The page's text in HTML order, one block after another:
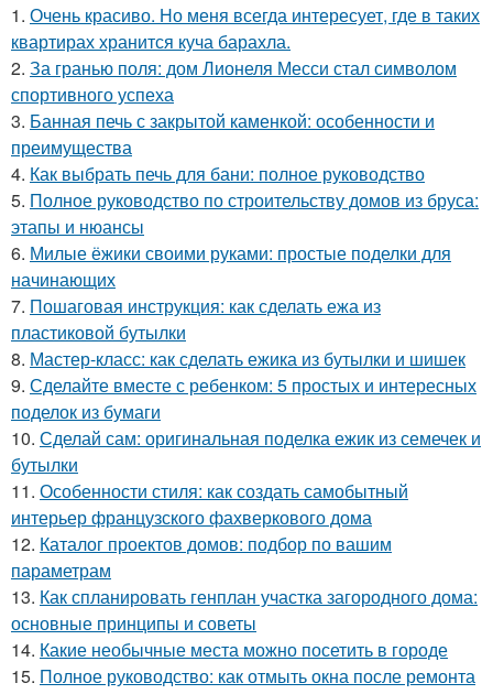
1. Очень красиво. Но меня всегда интересует, где в таких
квартирах хранится куча барахла.
2. За гранью поля: дом Лионеля Месси стал символом
спортивного успеха
3. Банная печь с закрытой каменкой: особенности и
преимущества
4. Как выбрать печь для бани: полное руководство
5. Полное руководство по строительству домов из бруса:
этапы и нюансы
6. Милые ёжики своими руками: простые поделки для
начинающих
7. Пошаговая инструкция: как сделать ежа из
пластиковой бутылки
8. Мастер-класс: как сделать ежика из бутылки и шишек
9. Сделайте вместе с ребенком: 5 простых и интересных
поделок из бумаги
10. Сделай сам: оригинальная поделка ежик из семечек и
бутылки
11. Особенности стиля: как создать самобытный
интерьер французского фахверкового дома
12. Каталог проектов домов: подбор по вашим
параметрам
13. Как спланировать генплан участка загородного дома:
основные принципы и советы
14. Какие необычные места можно посетить в городе
15. Полное руководство: как отмыть окна после ремонта